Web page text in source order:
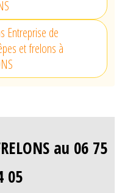
Entreprise de
et frelons à
au 06 75
05